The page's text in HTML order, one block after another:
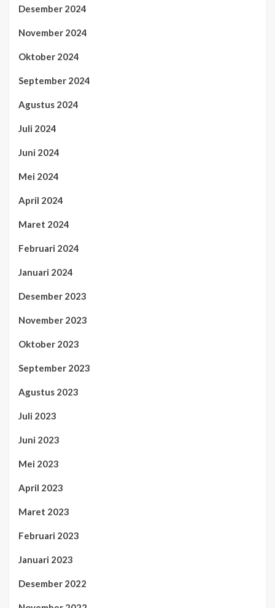
Desember 2024
November 2024
Oktober 2024
September 2024
Agustus 2024
Juli 2024
Juni 2024
Mei 2024
April 2024
Maret 2024
Februari 2024
Januari 2024
Desember 2023
November 2023
Oktober 2023
September 2023
Agustus 2023
Juli 2023
Juni 2023
Mei 2023
April 2023
Maret 2023
Februari 2023
Januari 2023
Desember 2022